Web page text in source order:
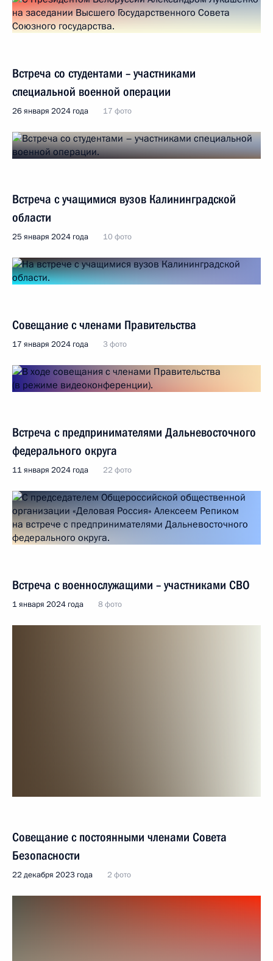
Встреча со студентами – участниками
специальной военной операции
26 января 2024 года 17 фото
Встреча с учащимися вузов Калининградской
области
25 января 2024 года 10 фото
Совещание с членами Правительства
17 января 2024 года 3 фото
Встреча с предпринимателями Дальневосточного
федерального округа
11 января 2024 года 22 фото
Встреча с военнослужащими – участниками СВО
1 января 2024 года 8 фото
Совещание с постоянными членами Совета
Безопасности
22 декабря 2023 года 2 фото